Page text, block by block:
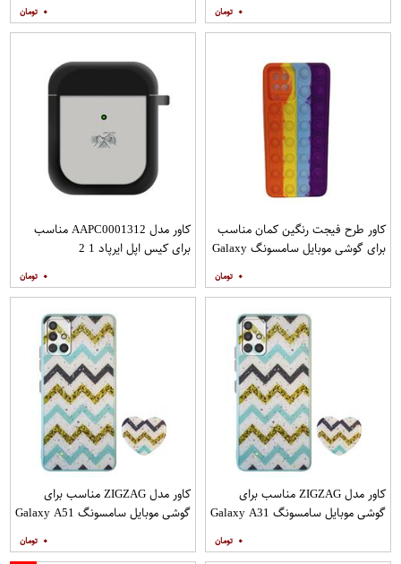
۰ ۰
کاور طرح فیجت رنگین کمان مناسب
برای گوشی موبایل سامسونگ Galaxy
۰
کاور مدل AAPC0001312 مناسب
برای کیس اپل ایرپاد 1 2
۰
کاور مدل ZIGZAG مناسب برای
گوشی موبایل سامسونگ Galaxy A31
۰
کاور مدل ZIGZAG مناسب برای
گوشی موبایل سامسونگ Galaxy A51
۰